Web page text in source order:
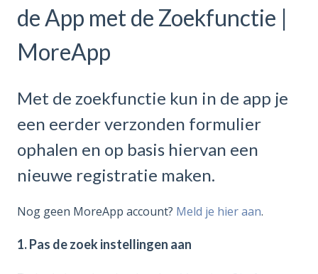
de App met de Zoekfunctie |
MoreApp
Met de zoekfunctie kun in de app je
een eerder verzonden formulier
ophalen en op basis hiervan een
nieuwe registratie maken.
Nog geen MoreApp account? Meld je hier aan.
1. Pas de zoek instellingen aan